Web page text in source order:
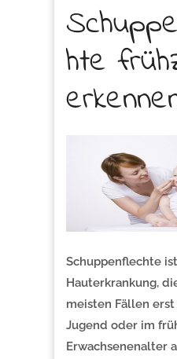
hte
Schuppenflechte
Hauterkrankung,
meisten Fällen
Jugend oder im
Erwachsenenalter